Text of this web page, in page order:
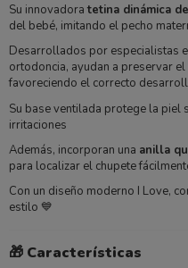
Su innovadora tetina dinámica
del bebé, imitando el pecho
Desarrollados por especialistas
ortodoncia, ayudan a preservar
favoreciendo el correcto
Su base ventilada protege la piel
irritaciones
Además, incorporan una anilla
para localizar el chupete
Con un diseño moderno I Love,
estilo 💙
🎁 Características